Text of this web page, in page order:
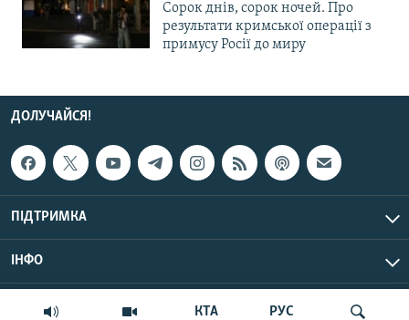
КТА РУС
Сорок днів, сорок ночей. Про
результати кримської операції з
примусу Росії до миру
ДОЛУЧАЙСЯ!
ПІДТРИМКА
ІНФО
© Крим.Реалії, 2026 | Усі права застережено.